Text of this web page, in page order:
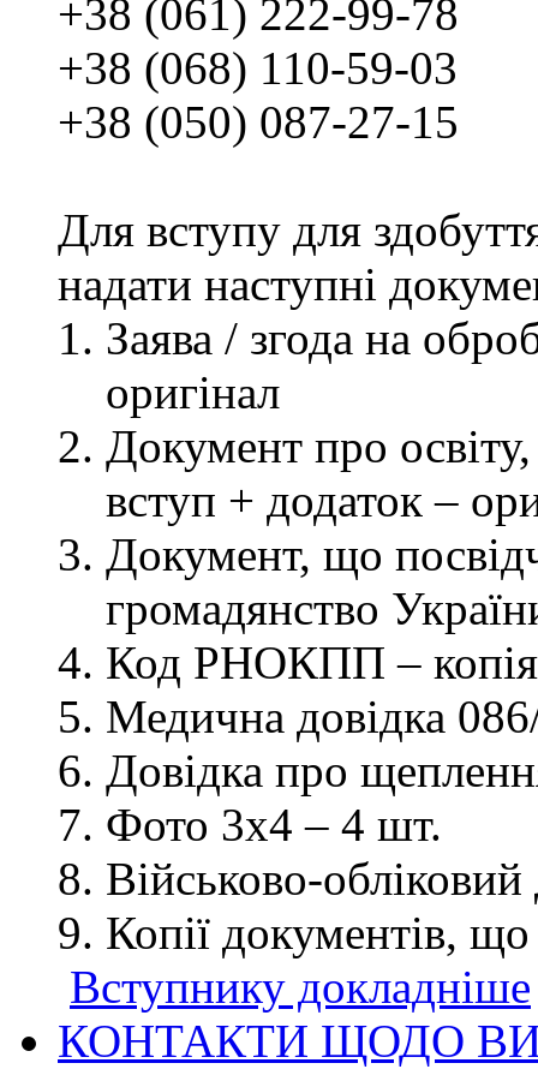
+38 (061) 222-99-78
+38 (068) 110-59-03
+38 (050) 087-27-15
Для вступу для
надати наступні
Заява / згода на
оригінал
Документ про освіту,
вступ + додаток –
Документ, що
громадянство
Код РНОКПП – копія
Медична довідка
Довідка про
Фото 3х4 – 4 шт.
Військово-
Копії документів,
Вступнику докладніше
КОНТАКТИ ЩОДО